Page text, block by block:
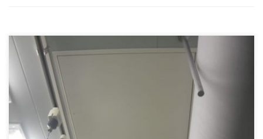
撮影：平成24年9月10日（月） 結露が原因で腐食してしまっ
た排煙口の交換作業です。 こちらの排煙口 […]